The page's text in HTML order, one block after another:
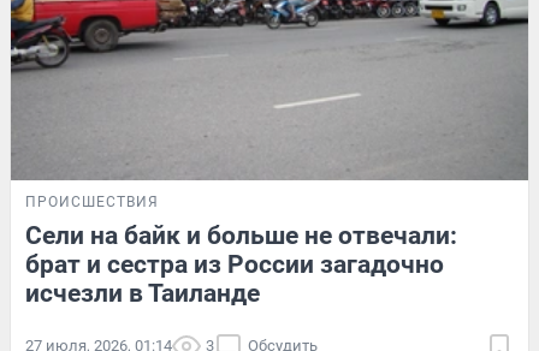
ПРОИСШЕСТВИЯ
Сели на байк и больше не отвечали:
брат и сестра из России загадочно
исчезли в Таиланде
27 июля, 2026, 01:14 3 Обсудить